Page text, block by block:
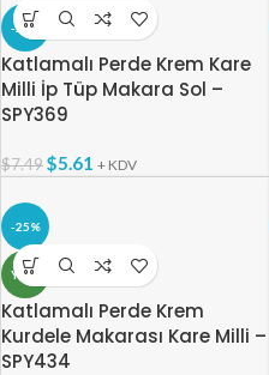
-25%
Katlamalı Perde Krem Kare
Milli İp Tüp Makara Sol –
SPY369
$7.49$5.61 + KDV
-25%
YENI
Katlamalı Perde Krem
Kurdele Makarası Kare Milli –
SPY434